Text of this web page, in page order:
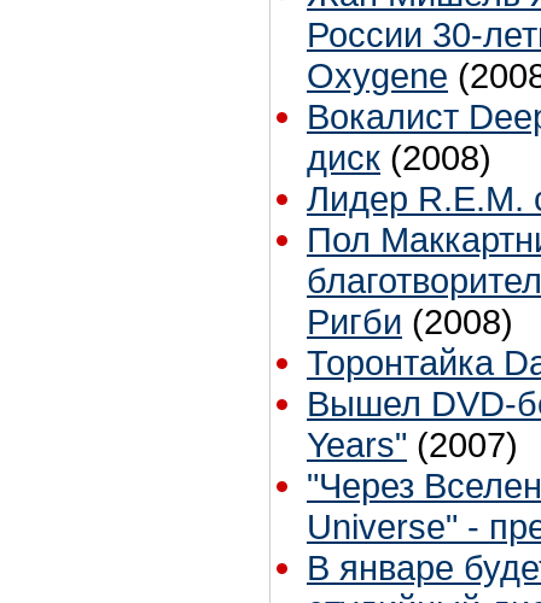
России 30-
Oxygene
Вокалист
диск (2008)
Лидер R.E.M.
Пол
Ригби (2008)
Торонтайка
Вышел DVD-
Years" (2007)
"Через
Universe" -
В январе